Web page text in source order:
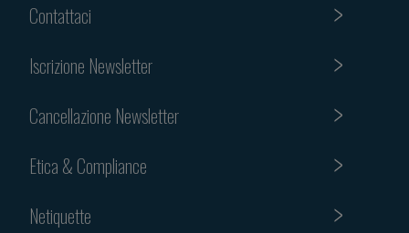
Contattaci
Iscrizione Newsletter
Cancellazione Newsletter
Etica & Compliance
Netiquette